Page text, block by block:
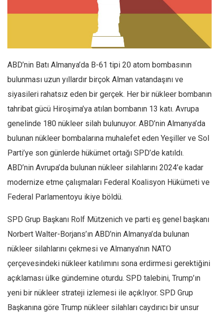
Kemal Özer
Mahmut Toptaş
Yvonne Ridley
Barış Tarımcıoğlu
Ömer Kayani
Yusuf Armağan
Hasanali Yıldırım
Leyla Şerif Emin
Selçuk Türkyılmaz
Mehmet Ali Tekin
Abir E. Nahas
Amina S. Jenenkovic
Bağdagül Öz
ABD’nin Batı Almanya’da B-61 tipi 20 atom bombasının
bulunması uzun yıllardır birçok Alman vatandaşını ve
siyasileri rahatsız eden bir gerçek. Her bir nükleer bombanın
tahribat gücü Hiroşima’ya atılan bombanın 13 katı. Avrupa
genelinde 180 nükleer silah bulunuyor. ABD’nin Almanya’da
bulunan nükleer bombalarına muhalefet eden Yeşiller ve Sol
Parti’ye son günlerde hükümet ortağı SPD’de katıldı.
ABD’nin Avrupa’da bulunan nükleer silahlarını 2024’e kadar
modernize etme çalışmaları Federal Koalisyon Hükümeti ve
Federal Parlamentoyu ikiye böldü.
SPD Grup Başkanı Rolf Mützenich ve parti eş genel başkanı
Norbert Walter-Borjans’ın ABD’nin Almanya’da bulunan
nükleer silahlarını çekmesi ve Almanya’nın NATO
çerçevesindeki nükleer katılımını sona erdirmesi gerektiğini
açıklaması ülke gündemine oturdu. SPD talebini, Trump’ın
yeni bir nükleer strateji izlemesi ile açıklıyor. SPD Grup
Başkanına göre Trump nükleer silahları caydırıcı bir unsur